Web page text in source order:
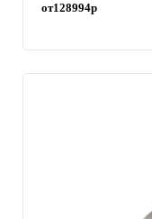
от128994р